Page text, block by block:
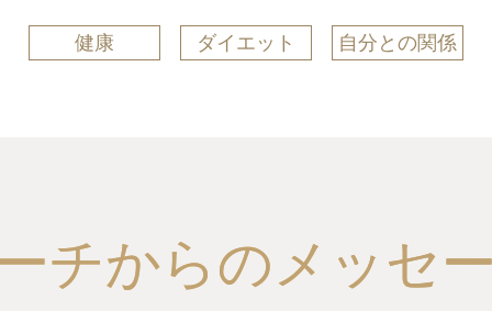
健康 ダイエット 自分との関係
チからのメッセ